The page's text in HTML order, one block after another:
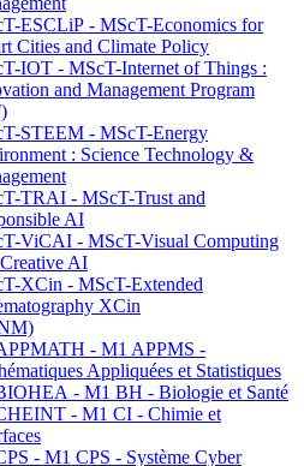
ESCLiP - MScT-Economics for
Cities and Climate Policy
IOT - MScT-Internet of Things :
and Management Program
STEEM - MScT-Energy
: Science Technology &
TRAI - MScT-Trust and
AI
ViCAI - MScT-Visual Computing
AI
XCin - MScT-Extended
XCin
- M1 APPMS -
Appliquées et Statistiques
- M1 BH - Biologie et Santé
- M1 CI - Chimie et
- M1 CPS - Système Cyber